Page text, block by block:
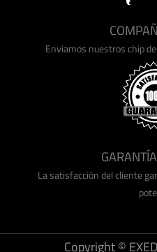
Enviamos nuestros chip
La satisfacción del cliente
Copyright ©